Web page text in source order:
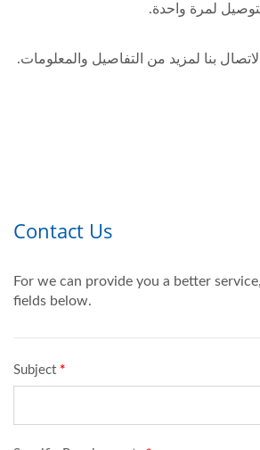
لمرة واحدة.
بنا لمزيد من التفاصيل والمعلومات.